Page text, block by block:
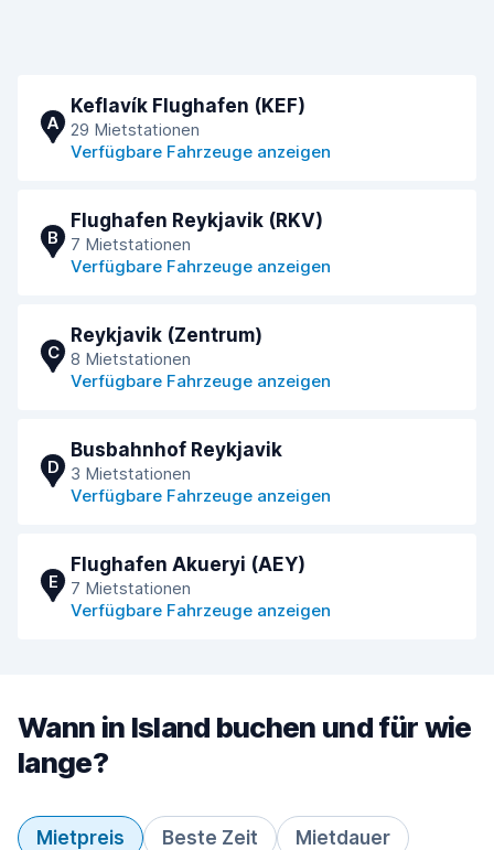
A
Keflavík Flughafen (KEF)
29 Mietstationen
Verfügbare Fahrzeuge anzeigen
B
Flughafen Reykjavik (RKV)
7 Mietstationen
Verfügbare Fahrzeuge anzeigen
C
Reykjavik (Zentrum)
8 Mietstationen
Verfügbare Fahrzeuge anzeigen
D
Busbahnhof Reykjavik
3 Mietstationen
Verfügbare Fahrzeuge anzeigen
E
Flughafen Akueryi (AEY)
7 Mietstationen
Verfügbare Fahrzeuge anzeigen
Wann in Island buchen und für wie
lange?
Mietpreis Beste Zeit Mietdauer